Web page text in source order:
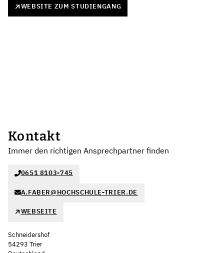
WEBSITE ZUM STUDIENGANG
Kontakt
Immer den richtigen Ansprechpartner finden
0651 8103-745
A.FABER@HOCHSCHULE-TRIER.DE
WEBSEITE
Schneidershof
54293 Trier